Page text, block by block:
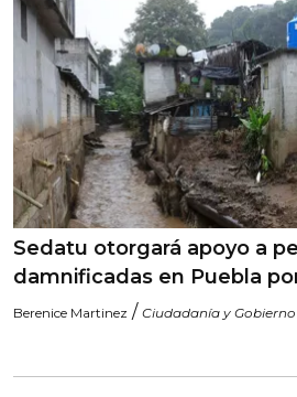
Sedatu otorgará apoyo a
damnificadas en Puebla
Berenice Martinez / Ciudadanía y Gobierno